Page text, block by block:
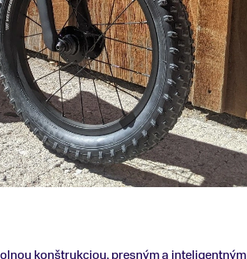
konštrukciou, presným a inteligentným